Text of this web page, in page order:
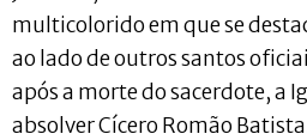
multicolorido em que se
ao lado de outros santos
após a morte do sacerdote, a
absolver Cícero Romão